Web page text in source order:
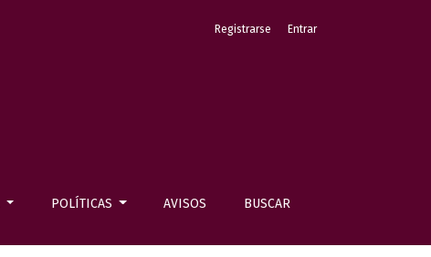
POLÍTICAS AVISOS BUSCAR
Registrarse Entrar